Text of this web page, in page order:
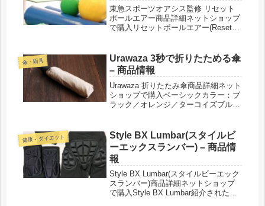
東急スポーツオアシス監修 リセット
ポールエアー商品詳細ネットショップ
で購入リセットポールエアー(Reset
傘・雨具
Urawaza 3秒で折りたためる傘
– 商品情報
Urawaza 折りたたみ傘商品詳細ネット
ショップで購入ベーシックカラー：ブ
ラック／オレンジ／ターコイズブルー
カラー：ブラック／オレンジ／ターコ
イズブルー／ネイ...
健康・ダイエット
Style BX Lumbar(スタイルビ
ーエックスランバー) – 商品情
報
Style BX Lumbar(スタイルビーエック
スランバー)商品詳細ネットショップ
で購入Style BX Lumbar紹介された番